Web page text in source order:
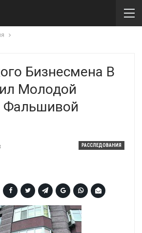
Бизнесмена В
Молодой
Фальшивой
РАССЛЕДОВАНИЯ